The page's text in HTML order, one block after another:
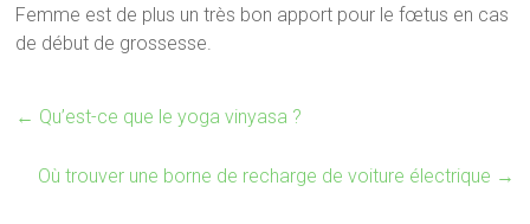
Femme est de plus un très bon apport pour le fœtus en cas
de début de grossesse.
← Qu’est-ce que le yoga vinyasa ?
Où trouver une borne de recharge de voiture électrique →